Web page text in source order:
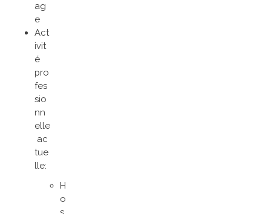
ag
e
Act
ivit
é
pro
fes
sio
nn
elle
ac
tue
lle:
H
o